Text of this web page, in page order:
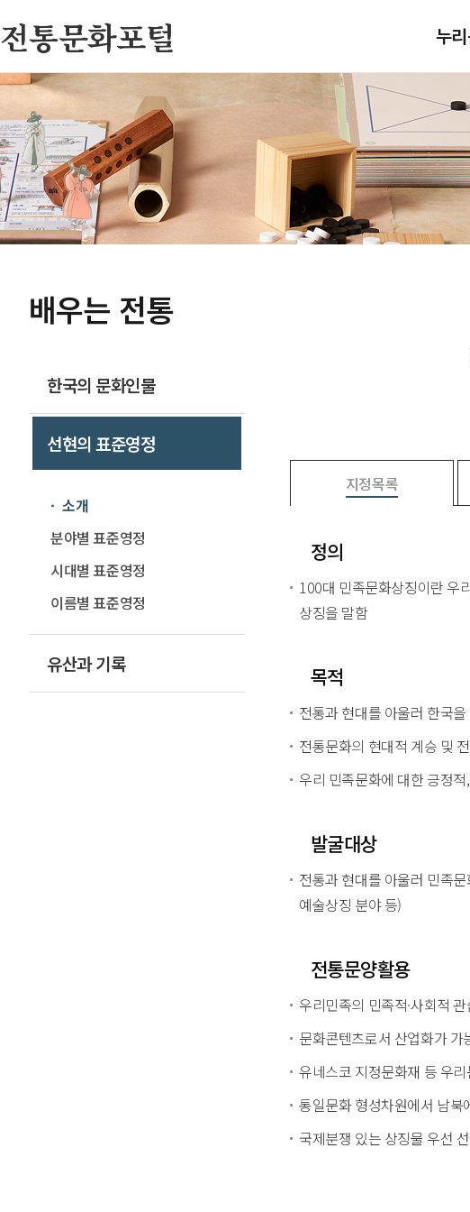
전통문화포털 누
배우는 전통
한국의 문화인물
선현의 표준영정
소개
분야별 표준영정
시대별 표준영정
이름별 표준영정
유산과 기록
지정목록
정의
100대 민족문화상징이란 우
상징을 말함
목적
전통과 현대를 아울러 한국
전통문화의 현대적 계승 및
우리 민족문화에 대한 긍정
발굴대상
전통과 현대를 아울러 민족
예술상징 분야 등)
전통문양활용
우리민족의 민족적·사회적
문화콘텐츠로서 산업화가 가
유네스코 지정문화재 등 우
통일문화 형성차원에서 남
국제분쟁 있는 상징물 우선